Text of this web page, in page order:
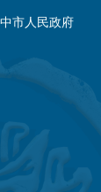
市人民政府